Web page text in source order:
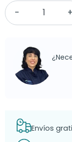
Envíos